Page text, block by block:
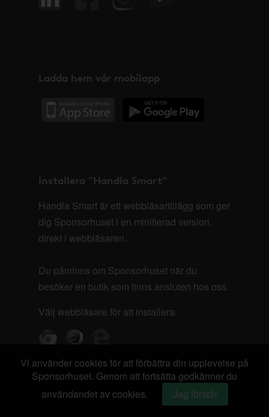
Ladda hem vår mobilapp
Installera "Handla Smart"
Handla Smart är ett webbläsartillägg som ger
dig Sponsorhuset i en minifierad version,
direkt i webbläsaren.
Du påminns om Sponsorhuset när du
besöker en butik som finns ansluten hos oss.
Välj webbläsare för att installera:
Vi använder cookies för att förbättra din upplevelse på
Sponsorhuset. Genom att fortsätta godkänner du
användandet av cookies.
Jag förstår